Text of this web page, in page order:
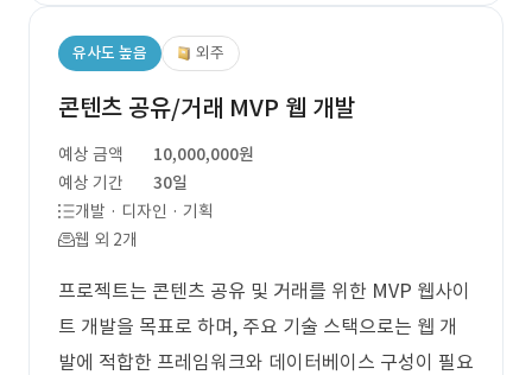
유사도 높음 외주
콘텐츠 공유/거래 MVP 웹 개발
예상 금액
10,000,000원
예상 기간
30일
개발 · 디자인 · 기획
웹 외 2개
프로젝트는 콘텐츠 공유 및 거래를 위한 MVP 웹사이
트 개발을 목표로 하며, 주요 기술 스택으로는 웹 개
발에 적합한 프레임워크와 데이터베이스 구성이 필요